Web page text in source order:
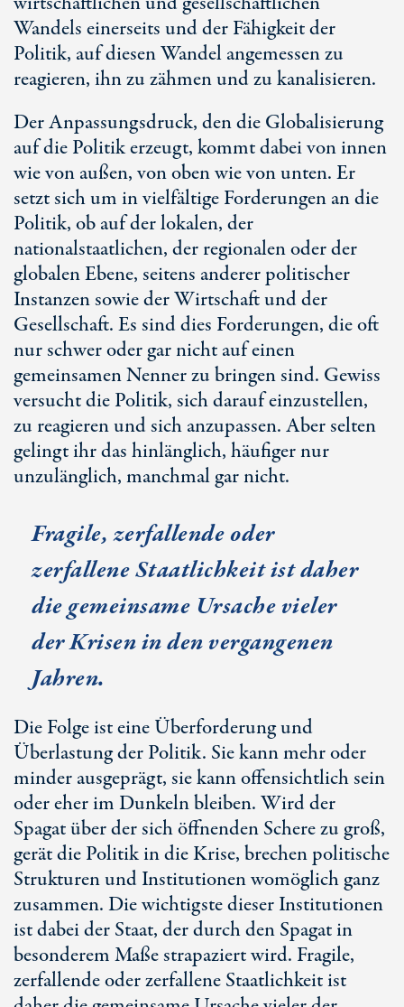
Wandels einerseits und der Fähigkeit der
Politik, auf diesen Wandel angemessen zu
reagieren, ihn zu zähmen und zu kanalisieren.
Der Anpassungsdruck, den die Globalisierung
auf die Politik erzeugt, kommt dabei von innen
wie von außen, von oben wie von unten. Er
setzt sich um in vielfältige Forderungen an die
Politik, ob auf der lokalen, der
nationalstaatlichen, der regionalen oder der
globalen Ebene, seitens anderer politischer
Instanzen sowie der Wirtschaft und der
Gesellschaft. Es sind dies Forderungen, die oft
nur schwer oder gar nicht auf einen
gemeinsamen Nenner zu bringen sind. Gewiss
versucht die Politik, sich darauf einzustellen,
zu reagieren und sich anzupassen. Aber selten
gelingt ihr das hinlänglich, häufiger nur
unzulänglich, manchmal gar nicht.
Fragile, zerfallende oder
zerfallene Staatlichkeit ist daher
die gemeinsame Ursache vieler
der Krisen in den vergangenen
Jahren.
Die Folge ist eine Überforderung und
Überlastung der Politik. Sie kann mehr oder
minder ausgeprägt, sie kann offensichtlich sein
oder eher im Dunkeln bleiben. Wird der
Spagat über der sich öffnenden Schere zu groß,
gerät die Politik in die Krise, brechen politische
Strukturen und Institutionen womöglich ganz
zusammen. Die wichtigste dieser Institutionen
ist dabei der Staat, der durch den Spagat in
besonderem Maße strapaziert wird. Fragile,
zerfallende oder zerfallene Staatlichkeit ist